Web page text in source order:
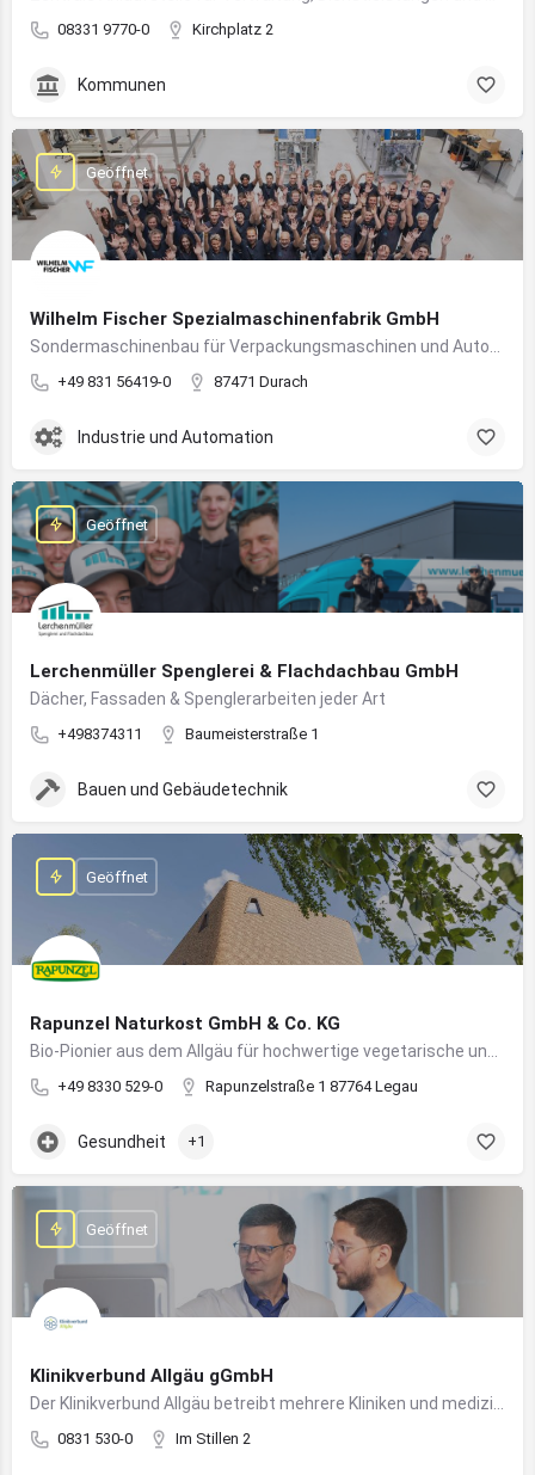
08331 9770-0 Kirchplatz 2
Kommunen
Wilhelm Fischer Spezialmaschinenfabrik GmbH
+49 831 56419-0 87471 Durach
Geöffnet
Industrie und Automation
Lerchenmüller Spenglerei & Flachdachbau GmbH
Dächer, Fassaden & Spenglerarbeiten jeder Art
+498374311 Baumeisterstraße 1
Geöffnet
Bauen und Gebäudetechnik
Rapunzel Naturkost GmbH & Co. KG
+49 8330 529-0 Rapunzelstraße 1 87764 Legau
Geöffnet
Gesundheit +1
Klinikverbund Allgäu gGmbH
0831 530-0 Im Stillen 2
Geöffnet